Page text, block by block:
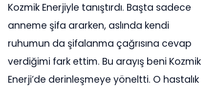
Kozmik Enerjiyle tanıştırdı. Başta sadece
anneme şifa ararken, aslında kendi
ruhumun da şifalanma çağrısına cevap
verdiğimi fark ettim. Bu arayış beni Kozmik
Enerji’de derinleşmeye yöneltti. O hastalık